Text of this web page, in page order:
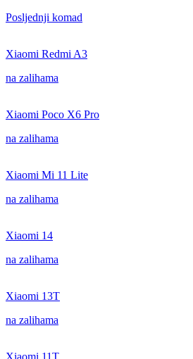
Posljednji komad
Xiaomi Redmi A3
na zalihama
Xiaomi Poco X6 Pro
na zalihama
Xiaomi Mi 11 Lite
na zalihama
Xiaomi 14
na zalihama
Xiaomi 13T
na zalihama
Xiaomi 11T